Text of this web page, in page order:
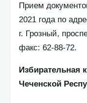
Прием
2021 года по
г. Грозный,
факс: 62-88-72.
Избирательная
Чеченской